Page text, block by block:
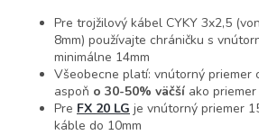
Pre trojžilový kábel CYKY 3x2,5
8mm) používajte chráničku s
minimálne 14mm
Všeobecne platí: vnútorný priemer
aspoň o 30-50% väčší ako
Pre FX 20 LG je vnútorný priemer
káble do 10mm